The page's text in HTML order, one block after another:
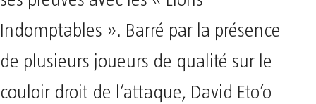
Indomptables ». Barré par la présence
de plusieurs joueurs de qualité sur le
couloir droit de l’attaque, David Eto’o